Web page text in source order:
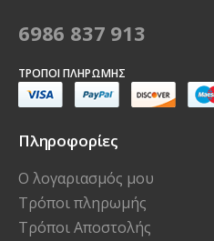
6986 837 913
ΤΡΌΠΟΙ ΠΛΗΡΩΜΉΣ
Πληροφορίες
Ο λογαριασμός μου
Τρόποι πληρωμής
Τρόποι Αποστολής